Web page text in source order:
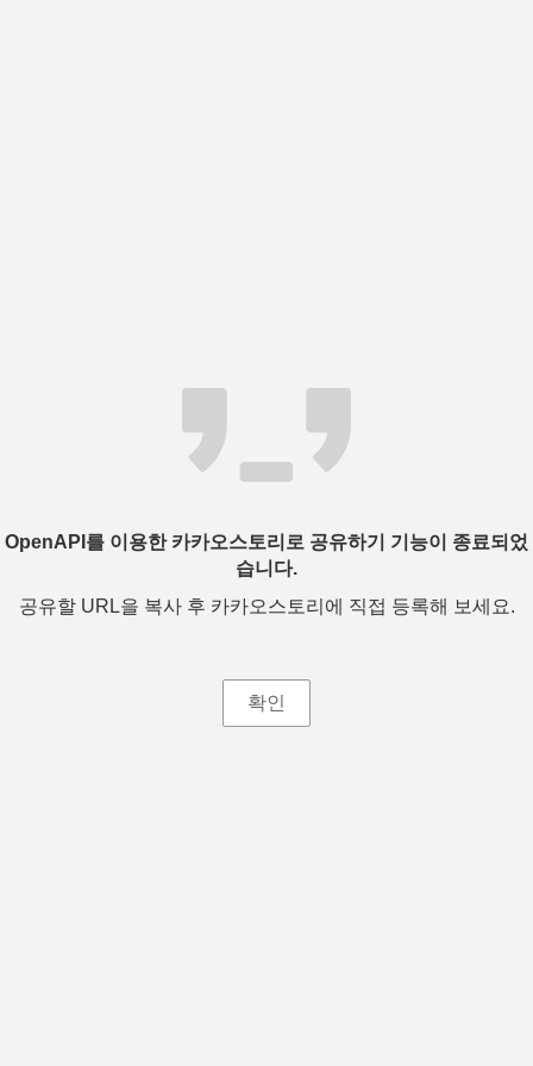
OpenAPI를 이용한 카카오스토리로 공유하기 기능이 종료되었
습니다.
공유할 URL을 복사 후 카카오스토리에 직접 등록해 보세요.
확인